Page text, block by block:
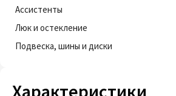
Ассистенты
Люк и остекление
Подвеска, шины и диски
Характеристики